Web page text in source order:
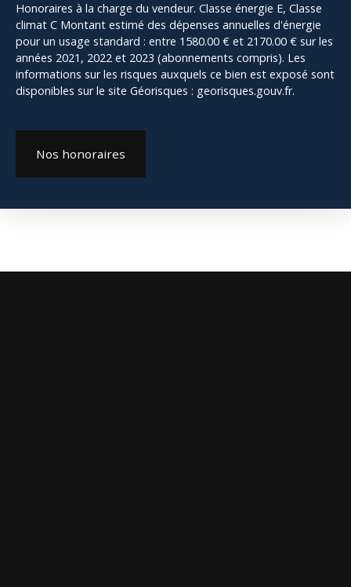
Honoraires à la charge du vendeur. Classe énergie E, Classe
climat C Montant estimé des dépenses annuelles d'énergie
pour un usage standard : entre 1580.00 € et 2170.00 € sur les
années 2021, 2022 et 2023 (abonnements compris). Les
informations sur les risques auxquels ce bien est exposé sont
disponibles sur le site Géorisques : georisques.gouv.fr.
Nos honoraires